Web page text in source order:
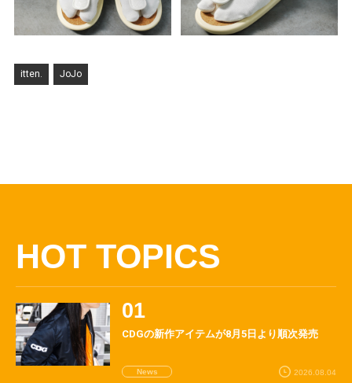
itten. JoJo
HOT TOPICS
CDGの新作アイテムが8月5日より順次発売
News 2026.08.04